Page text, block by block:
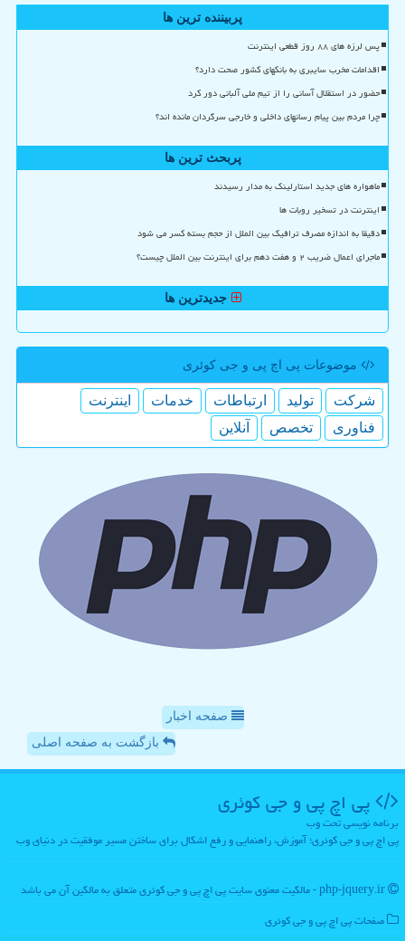
پربیننده ترین ها
پس لرزه های ۸۸ روز قطعی اینترنت
اقدامات مخرب سایبری به بانکهای کشور صحت دارد؟
حضور در استقلال آسانی را از تیم ملی آلبانی دور کرد
چرا مردم بین پیام رسانهای داخلی و خارجی سرگردان مانده اند؟
پربحث ترین ها
ماهواره های جدید استارلینک به مدار رسیدند
اینترنت در تسخیر روبات ها
دقیقا به اندازه مصرف ترافیک بین الملل از حجم بسته کسر می شود
ماجرای اعمال ضریب ۲ و هفت دهم برای اینترنت بین الملل چیست؟
جدیدترین ها
موضوعات پی اچ پی و جی كوئری
شركت تولید ارتباطات خدمات
اینترنت
فناوری
تخصص آنلاین
صفحه اخبار
بازگشت به صفحه اصلی
پی اچ پی و جی كوئری
برنامه نویسی تحت وب
پی اچ پی و جی کوئری؛ آموزش، راهنمایی و رفع اشکال برای ساختن مسیر موفقیت در دنیای وب
صفحات پی اچ پی و جی كوئری